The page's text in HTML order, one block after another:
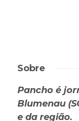
Sobre
Pancho é
Blumenau
e da região.